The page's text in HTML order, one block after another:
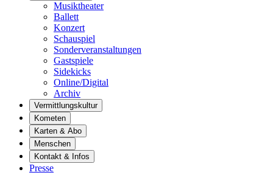
Musiktheater
Ballett
Konzert
Schauspiel
Sonderveranstaltungen
Gastspiele
Sidekicks
Online/Digital
Archiv
Vermittlungskultur
Kometen
Karten & Abo
Menschen
Kontakt & Infos
Presse